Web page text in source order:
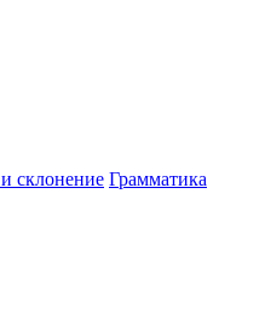
и склонение Грамматика